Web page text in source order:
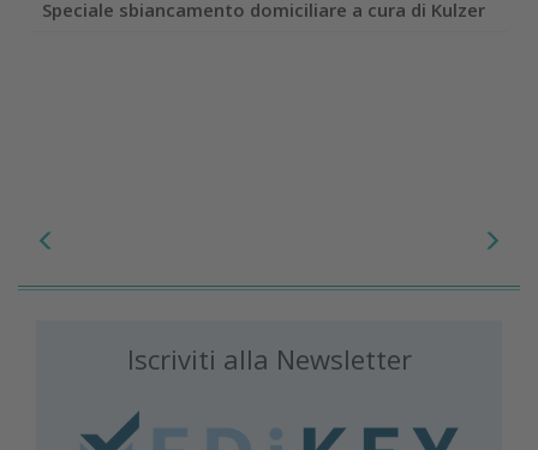
Speciale sbiancamento domiciliare a cura di Kulzer
Iscriviti alla Newsletter